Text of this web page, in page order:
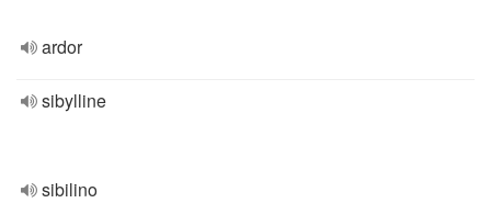
ardor
sibylline
sibilino